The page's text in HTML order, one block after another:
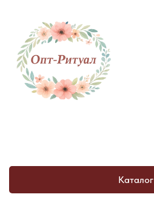
Каталог